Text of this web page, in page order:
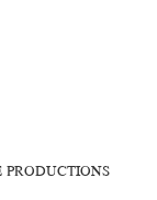
PRODUCTIONS